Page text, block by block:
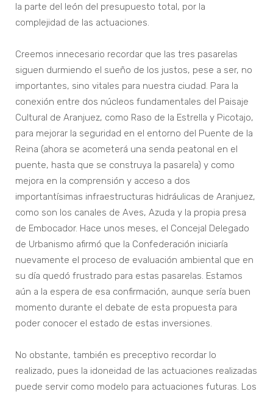
la parte del león del presupuesto total, por la
complejidad de las actuaciones.
Creemos innecesario recordar que las tres pasarelas
siguen durmiendo el sueño de los justos, pese a ser, no
importantes, sino vitales para nuestra ciudad. Para la
conexión entre dos núcleos fundamentales del Paisaje
Cultural de Aranjuez, como Raso de la Estrella y Picotajo,
para mejorar la seguridad en el entorno del Puente de la
Reina (ahora se acometerá una senda peatonal en el
puente, hasta que se construya la pasarela) y como
mejora en la comprensión y acceso a dos
importantísimas infraestructuras hidráulicas de Aranjuez,
como son los canales de Aves, Azuda y la propia presa
de Embocador. Hace unos meses, el Concejal Delegado
de Urbanismo afirmó que la Confederación iniciaría
nuevamente el proceso de evaluación ambiental que en
su día quedó frustrado para estas pasarelas. Estamos
aún a la espera de esa confirmación, aunque sería buen
momento durante el debate de esta propuesta para
poder conocer el estado de estas inversiones.
No obstante, también es preceptivo recordar lo
realizado, pues la idoneidad de las actuaciones realizadas
puede servir como modelo para actuaciones futuras. Los